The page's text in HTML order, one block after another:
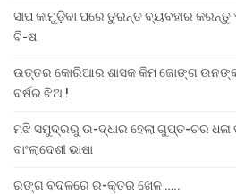
ସାପ କାମୁଡ଼ିବା ପରେ ତୁରନ୍ତ ବ୍ୟବହାର
ବି-ଷ
ଉତ୍ତର କୋରିଆର ଶାସକ କିମ ଜୋଙ୍ଗ ଉନଙ୍କ
ବର୍ଷର ଝିଅ !
ମଝି ସମୁଦ୍ରରୁ ଉ-ଦ୍ଧାର ହେଲା ଗୁପ୍ତ-ଚର ଧଳା
ବାଂଲାଦେଶୀ ଭାଷା
ରଙ୍ଗ ବଦଳରେ ର-କ୍ତର ଖେଳ …..